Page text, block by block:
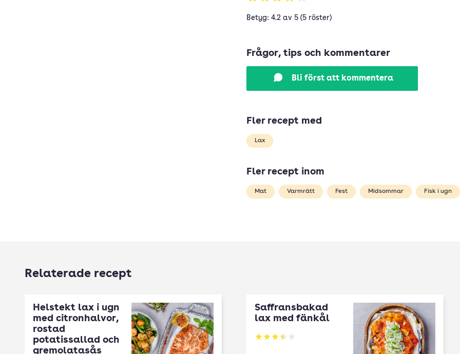
Betyg: 4.2 av 5 (5 röster)
Frågor, tips och kommentarer
Bli först att kommentera
Fler recept med
Lax
Fler recept inom
Mat Varmrätt Fest Midsommar Fisk i ugn
Relaterade recept
Helstekt lax i ugn
med citronhalvor,
rostad
potatissallad och
gremolatasås
Saffransbakad
lax med fänkål
Betyg: 3.51 av 5